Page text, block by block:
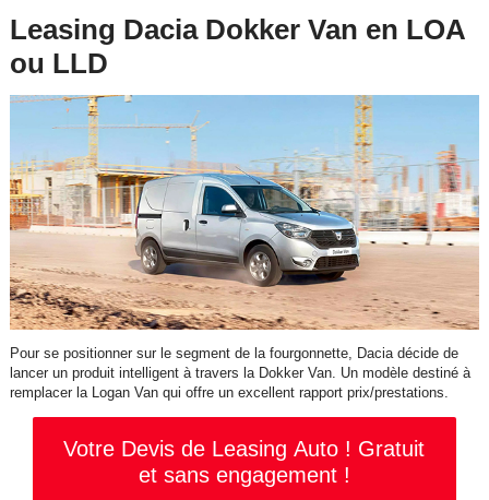
Leasing Dacia Dokker Van en LOA
ou LLD
Pour se positionner sur le segment de la fourgonnette, Dacia décide de
lancer un produit intelligent à travers la Dokker Van. Un modèle destiné à
remplacer la Logan Van qui offre un excellent rapport prix/prestations.
Votre Devis de Leasing Auto ! Gratuit
et sans engagement !